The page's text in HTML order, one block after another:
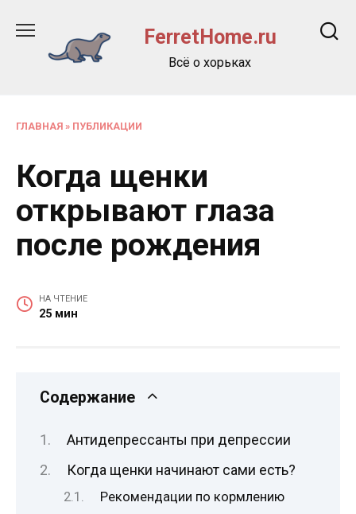
содержанию
FerretHome.ru
Всё о хорьках
ГЛАВНАЯ » ПУБЛИКАЦИИ
Когда щенки
открывают глаза
после рождения
НА ЧТЕНИЕ
25 мин
Содержание
Антидепрессанты при депрессии
Когда щенки начинают сами есть?
Рекомендации по кормлению